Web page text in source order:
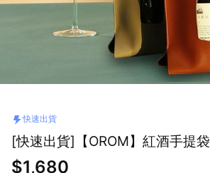
快速出貨
[快速出貨]【OROM】紅酒手提袋
$1,680